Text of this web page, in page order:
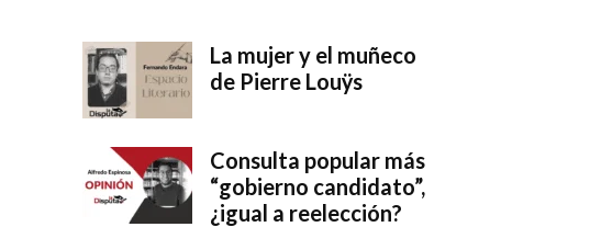
La mujer y el muñeco
de Pierre Louÿs
Consulta popular más
“gobierno candidato”,
¿igual a reelección?